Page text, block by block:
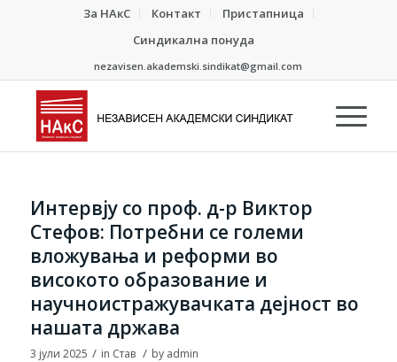
За НАкС Контакт
Пристапница
Синдикална понуда
nezavisen.akademski.sindikat@gmail.com
Интервју со проф. д-р Виктор
Стефов: Потребни се големи
вложувања и реформи во
високото образование и
научноистражувачката дејност во
нашата држава
3 јули 2025 / in Став / by admin